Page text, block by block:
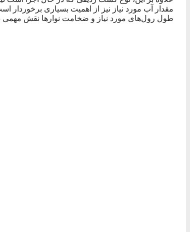
مقدار آب مورد نیاز نیز از اهمیت بسیاری برخوردار
طول رول‌های مورد نیاز و ضخامت نوارها نقش مهمی